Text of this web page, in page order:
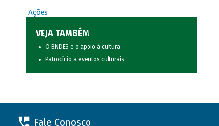
Ações
VEJA TAMBÉM
O BNDES e o apoio à cultura
Patrocínio a eventos culturais
Fale Conosco